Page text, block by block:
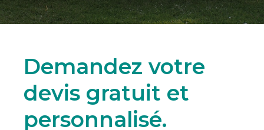
Demandez votre
devis gratuit et
personnalisé.